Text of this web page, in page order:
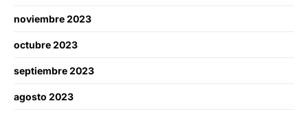
noviembre 2023
octubre 2023
septiembre 2023
agosto 2023